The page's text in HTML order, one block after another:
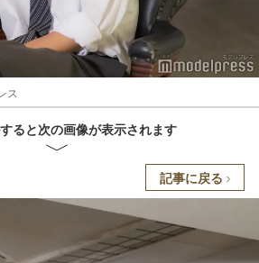
ス
ると次の画像が表示されます
記事に戻る